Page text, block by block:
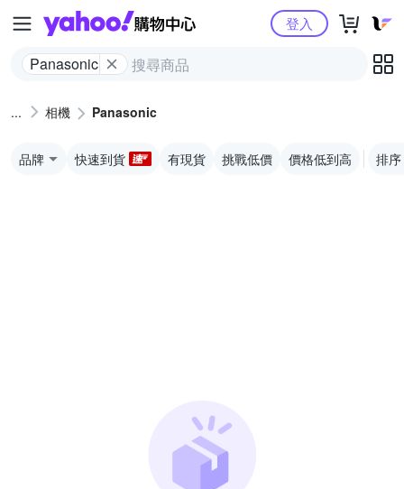
Yahoo購物中心
Panasonic
登入
相機 Panasonic
品牌 快速到貨 有現貨 挑戰低價 價格低到高 排序